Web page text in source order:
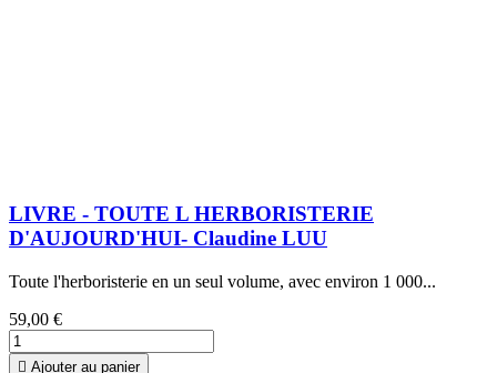
LIVRE - TOUTE L HERBORISTERIE
D'AUJOURD'HUI- Claudine LUU
Toute l'herboristerie en un seul volume, avec environ 1 000...
59,00 €
 Ajouter au panier